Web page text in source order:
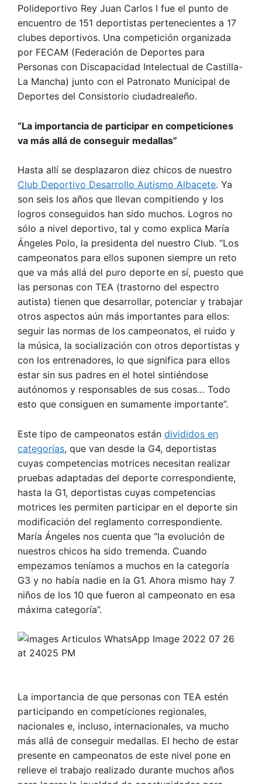
Polideportivo Rey Juan Carlos I fue el punto de
encuentro de 151 deportistas pertenecientes a 17
clubes deportivos. Una competición organizada
por FECAM (Federación de Deportes para
Personas con Discapacidad Intelectual de Castilla-
La Mancha) junto con el Patronato Municipal de
Deportes del Consistorio ciudadrealeño.
“La importancia de participar en competiciones
va más allá de conseguir medallas”
Hasta allí se desplazaron diez chicos de nuestro
Club Deportivo Desarrollo Autismo Albacete. Ya
son seis los años que llevan compitiendo y los
logros conseguidos han sido muchos. Logros no
sólo a nivel deportivo, tal y como explica María
Ángeles Polo, la presidenta del nuestro Club. “Los
campeonatos para ellos suponen siempre un reto
que va más allá del puro deporte en sí, puesto que
las personas con TEA (trastorno del espectro
autista) tienen que desarrollar, potenciar y trabajar
otros aspectos aún más importantes para ellos:
seguir las normas de los campeonatos, el ruido y
la música, la socialización con otros deportistas y
con los entrenadores, lo que significa para ellos
estar sin sus padres en el hotel sintiéndose
autónomos y responsables de sus cosas… Todo
esto que consiguen en sumamente importante”.
Este tipo de campeonatos están divididos en
categorías, que van desde la G4, deportistas
cuyas competencias motrices necesitan realizar
pruebas adaptadas del deporte correspondiente,
hasta la G1, deportistas cuyas competencias
motrices les permiten participar en el deporte sin
modificación del reglamento correspondiente.
María Ángeles nos cuenta que “la evolución de
nuestros chicos ha sido tremenda. Cuando
empezamos teníamos a muchos en la categoría
G3 y no había nadie en la G1. Ahora mismo hay 7
niños de los 10 que fueron al campeonato en esa
máxima categoría”.
La importancia de que personas con TEA estén
participando en competiciones regionales,
nacionales e, incluso, internacionales, va mucho
más allá de conseguir medallas. El hecho de estar
presente en campeonatos de este nivel pone en
relieve el trabajo realizado durante muchos años